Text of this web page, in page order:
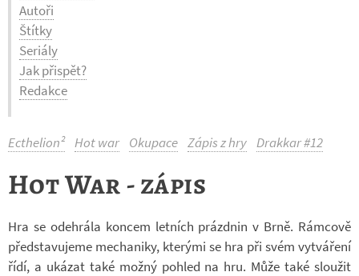
Autoři
Štítky
Seriály
Jak přispět?
Redakce
Ecthelion² Hot war Okupace Zápis z hry Drakkar #12
Hot War - zápis
Hra se ode­hrála kon­cem let­ních prázd­nin v Brně. Rám­cově
před­sta­vu­jeme me­cha­niky, kte­rými se hra při svém vy­tvá­ření
řídí, a uká­zat také možný po­hled na hru. Může také slou­žit